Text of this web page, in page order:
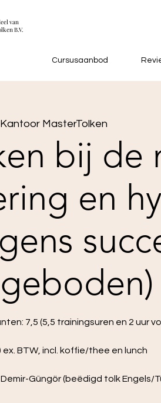
van
B.V.
Cursusaanbod
Kantoor MasterTolken
bij de
en
7,5 (5,5 trainingsuren en 2 uur
ex. BTW, incl. koffie/thee en lunch
Güngör (beëdigd tolk Engels/